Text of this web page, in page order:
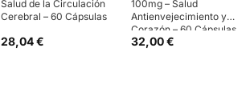
Salud de la Circulación
Cerebral – 60 Cápsulas
28,04 €
100mg – Salud
Antienvejecimiento y
Corazón – 60 Cápsulas
32,00 €